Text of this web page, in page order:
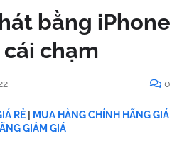
bằng iPhone
chạm
0
RẺ
MUA HÀNG CHÍNH HÃNG GIÁ
GIẢM GIÁ